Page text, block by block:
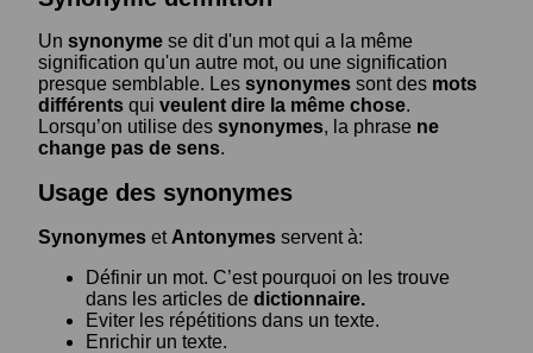
Un synonyme se dit d'un mot qui a la même
signification qu'un autre mot, ou une signification
presque semblable. Les synonymes sont des mots
différents qui veulent dire la même chose.
Lorsqu’on utilise des synonymes, la phrase ne
change pas de sens.
Usage des synonymes
Synonymes et Antonymes servent à:
Définir un mot. C’est pourquoi on les trouve
dans les articles de dictionnaire.
Eviter les répétitions dans un texte.
Enrichir un texte.